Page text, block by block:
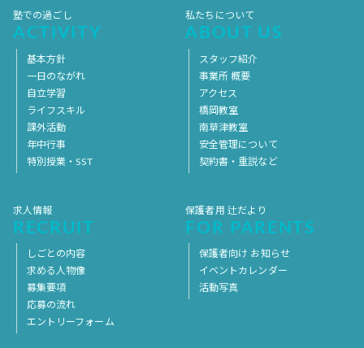
塾での過ごし
ACTIVITY
基本方針
一日のながれ
自立学習
ライフスキル
課外活動
年中行事
特別授業・SST
私たちについて
ABOUT US
スタッフ紹介
事業所 概要
アクセス
橋岡教室
南草津教室
安全管理について
契約書・重説など
求人情報
RECRUIT
しごとの内容
求める人物像
募集要項
応募の流れ
エントリーフォーム
保護者用 辻だより
FOR PARENTS
保護者向け お知らせ
イベントカレンダー
活動写真